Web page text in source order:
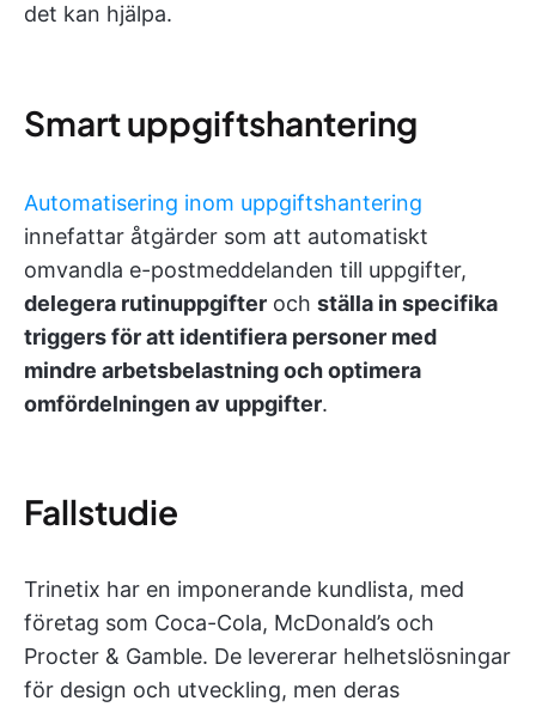
det kan hjälpa.
Smart uppgiftshantering
Automatisering inom uppgiftshantering
innefattar åtgärder som att automatiskt
omvandla e-postmeddelanden till uppgifter,
delegera rutinuppgifter och ställa in specifika
triggers för att identifiera personer med
mindre arbetsbelastning och optimera
omfördelningen av uppgifter.
Fallstudie
Trinetix har en imponerande kundlista, med
företag som Coca-Cola, McDonald’s och
Procter & Gamble. De levererar helhetslösningar
för design och utveckling, men deras